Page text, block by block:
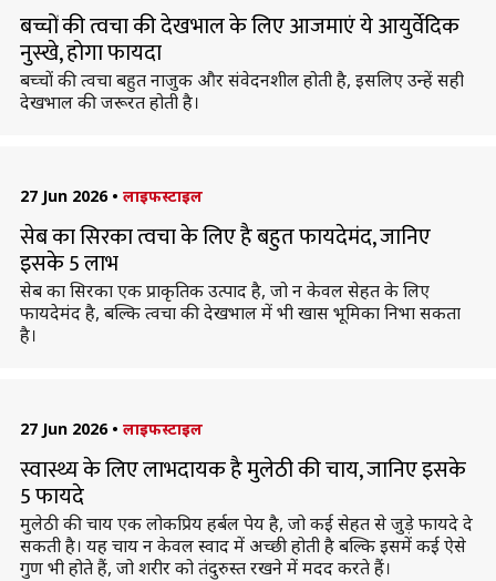
बच्चों की त्वचा की देखभाल के लिए आजमाएं ये आयुर्वेदिक
नुस्खे, होगा फायदा
बच्चों की त्वचा बहुत नाजुक और संवेदनशील होती है, इसलिए उन्हें सही
देखभाल की जरूरत होती है।
27 Jun 2026 • लाइफस्टाइल
सेब का सिरका त्वचा के लिए है बहुत फायदेमंद, जानिए
इसके 5 लाभ
सेब का सिरका एक प्राकृतिक उत्पाद है, जो न केवल सेहत के लिए
फायदेमंद है, बल्कि त्वचा की देखभाल में भी खास भूमिका निभा सकता
है।
27 Jun 2026 • लाइफस्टाइल
स्वास्थ्य के लिए लाभदायक है मुलेठी की चाय, जानिए इसके
5 फायदे
मुलेठी की चाय एक लोकप्रिय हर्बल पेय है, जो कई सेहत से जुड़े फायदे दे
सकती है। यह चाय न केवल स्वाद में अच्छी होती है बल्कि इसमें कई ऐसे
गुण भी होते हैं, जो शरीर को तंदुरुस्त रखने में मदद करते हैं।